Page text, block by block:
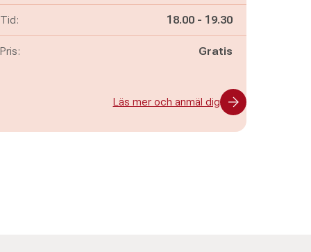
Tid: Pågår mellan
18.00 - och
19.30
Pris: Gratis
Läs mer och anmäl dig